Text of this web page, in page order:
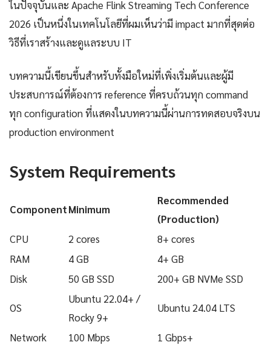
ในปัจจุบันและ Apache Flink Streaming Tech Conference
2026 เป็นหนึ่งในเทคโนโลยีที่ผมเห็นว่ามี impact มากที่สุดต่อ
วิธีที่เราสร้างและดูแลระบบ IT
บทความนี้เขียนขึ้นสำหรับทั้งมือใหม่ที่เพิ่งเริ่มต้นและผู้มี
ประสบการณ์ที่ต้องการ reference ที่ครบถ้วนทุก command
ทุก configuration ที่แสดงในบทความนี้ผ่านการทดสอบจริงบน
production environment
System Requirements
ComponentMinimum
Recommended
(Production)
CPU
2 cores
8+ cores
RAM
4 GB
4+ GB
Disk
50 GB SSD 200+ GB NVMe SSD
OS
Ubuntu 22.04+ /
Rocky 9+
Ubuntu 24.04 LTS
Network 100 Mbps 1 Gbps+